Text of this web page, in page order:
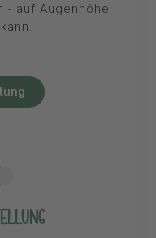
- auf Augenhöhe